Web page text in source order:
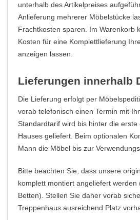
unterhalb des Artikelpreises
Anlieferung mehrerer Möbelstücke
Frachtkosten sparen. Im Warenkorb
Kosten für eine Komplettlieferung
anzeigen lassen.
Lieferungen innerhalb
Die Lieferung erfolgt per
vorab telefonisch einen Termin mit
Standardtarif wird bis hinter die
Hauses geliefert. Beim optionalen
Mann die Möbel bis zur
Bitte beachten Sie, dass unsere
komplett montiert angeliefert werden
Betten). Stellen Sie daher vorab
Treppenhaus ausreichend Platz